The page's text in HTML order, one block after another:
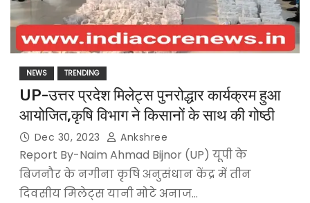
NEWS TRENDING
UP-उत्तर प्रदेश मिलेट्स पुनरोद्धार कार्यक्रम हुआ
आयोजित,कृषि विभाग ने किसानों के साथ की गोष्ठी
Dec 30, 2023 Ankshree
Report By-Naim Ahmad Bijnor (UP) यूपी के
बिजनौर के नगीना कृषि अनुसंधान केंद्र में तीन
दिवसीय मिलेट्स यानी मोटे अनाज…